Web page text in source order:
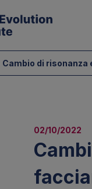
Cambio di
02/10/2022